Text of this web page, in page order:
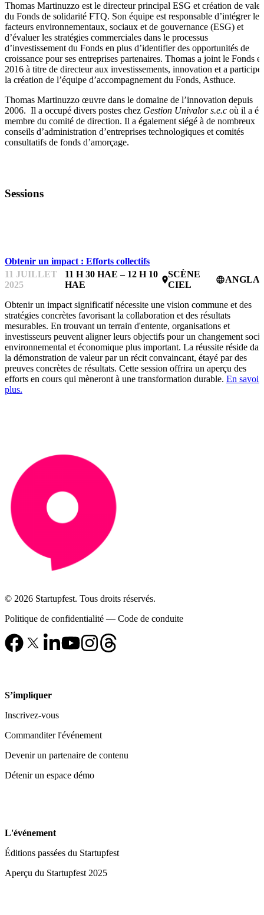
Thomas Martinuzzo est le directeur principal ESG et création de
du Fonds de solidarité FTQ. Son équipe est responsable d’intégrer les
facteurs environnementaux, sociaux et de gouvernance (ESG) et
d’évaluer les stratégies commerciales dans le processus
d’investissement du Fonds en plus d’identifier des opportunités de
croissance pour ses entreprises partenaires. Thomas a joint le Fonds
2016 à titre de directeur aux investissements, innovation et a participé
la création de l’équipe d’accompagnement du Fonds, Asthuce.
Thomas Martinuzzo œuvre dans le domaine de l’innovation depuis
2006. Il a occupé divers postes chez Gestion Univalor s.e.c où il a
membre du comité de direction. Il a également siégé à de nombreux
conseils d’administration d’entreprises technologiques et comités
consultatifs de fonds d’amorçage.
Sessions
Obtenir un impact : Efforts collectifs
11 JUILLET
2025
11 H 30 HAE – 12 H 10
HAE
place
SCÈNE
CIEL
language
Obtenir un impact significatif nécessite une vision commune et des
stratégies concrètes favorisant la collaboration et des résultats
mesurables. En trouvant un terrain d'entente, organisations et
investisseurs peuvent aligner leurs objectifs pour un changement
environnemental et économique plus important. La réussite réside
la démonstration de valeur par un récit convaincant, étayé par des
preuves concrètes de résultats. Cette session offrira un aperçu des
efforts en cours qui mèneront à une transformation durable. En savoir
plus.
© 2026 Startupfest. Tous droits réservés.
Politique de confidentialité — Code de conduite
S’impliquer
Inscrivez-vous
Commanditer l'événement
Devenir un partenaire de contenu
Détenir un espace démo
L'événement
Éditions passées du Startupfest
Aperçu du Startupfest 2025